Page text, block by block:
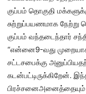
குப்பம் தொகுதி
சுற்றுப்பயணமாக நேற்று
குப்பம் வந்தடைந்தார்
“என்னை9-வது
சட்டசபைக்கு
கடன்பட்டிருக்கிறேன்.
பிரச்சனைஅனைத்தையும்